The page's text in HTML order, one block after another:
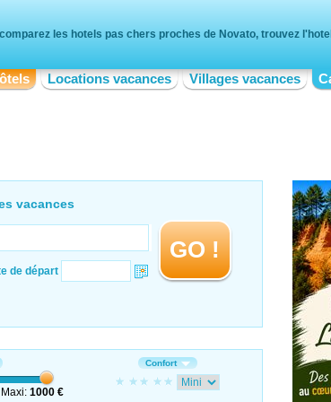
les hotels pas chers proches de Novato, trouvez
Locations vacances Villages vacances
vacances
de départ
GO !
Maxi: 1000 €
Confort